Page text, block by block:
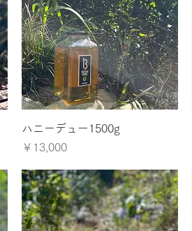
クイックビュー
ハニーデュー1500g
価格
￥13,000